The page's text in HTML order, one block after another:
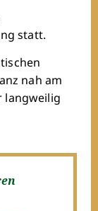
statt.
nah am
langweilig